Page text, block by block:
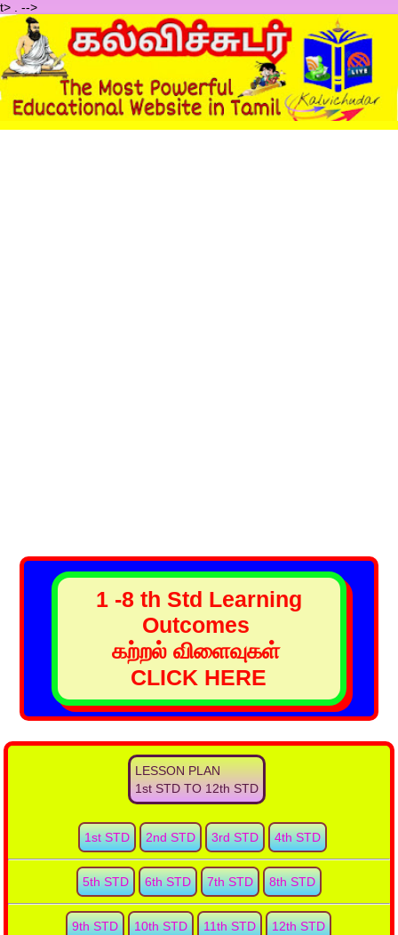
t> -->
1 -8 th Std Learning
Outcomes
கற்றல் விளைவுகள்
CLICK HERE
LESSON PLAN
1st STD TO 12th STD
1st STD 2nd STD 3rd STD 4th STD
5th STD 6th STD 7th STD 8th STD
9th STD 10th STD 11th STD 12th STD